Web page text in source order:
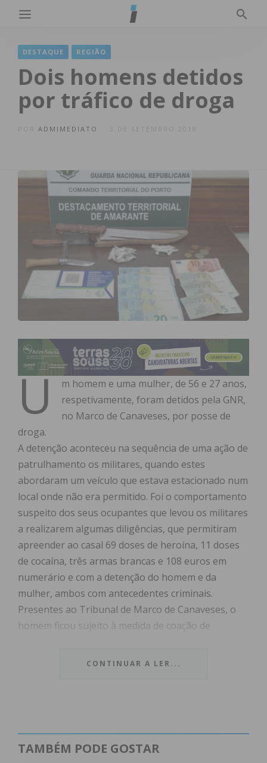
DESTAQUE REGIÃO
Dois homens detidos
por tráfico de droga
ADMIMEDIATO 3 DE SETEMBRO 2018
U
m homem e uma mulher, de 56 e 27 anos,
respetivamente, foram detidos pela GNR,
no Marco de Canaveses, por posse de
droga.
A detenção aconteceu na sequência de uma ação de
patrulhamento os militares, quando estes
abordaram um veículo que estava estacionado num
local onde não era permitido. Foi o comportamento
suspeito dos seus ocupantes que levou os militares
a realizarem algumas diligências, que permitiram
apreender ao casal 69 doses de heroína, 11 doses
de cocaína, três armas brancas e 108 euros em
numerário e com a detenção do homem e da
mulher, ambos com antecedentes criminais.
Presentes ao Tribunal de Marco de Canaveses, o
homem ficou sujeito à medida de coação de
apresentações bissemanais no posto territorial da
CONTINUAR A LER...
TAMBÉM PODE GOSTAR